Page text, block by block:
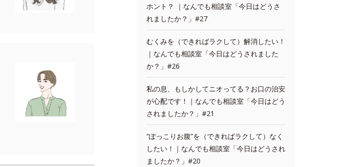
ホント？ ｜なんでも相談室「今日はどうさ
れましたか？」#27
むくみを（できればラクして）解消したい！
｜なんでも相談室「今日はどうされました
か？」#26
私の息、もしかしてニオってる？お口の治安
が心配です！｜なんでも相談室「今日はどう
されましたか？」#21
“ぽっこりお腹”を（できればラクして）なく
したい！｜なんでも相談室「今日はどうされ
ましたか？」#20